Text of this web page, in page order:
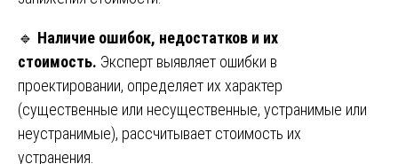
🔹 Наличие ошибок, недостатков и их
стоимость. Эксперт выявляет ошибки в
проектировании, определяет их характер
(существенные или несущественные, устранимые или
неустранимые), рассчитывает стоимость их
устранения.